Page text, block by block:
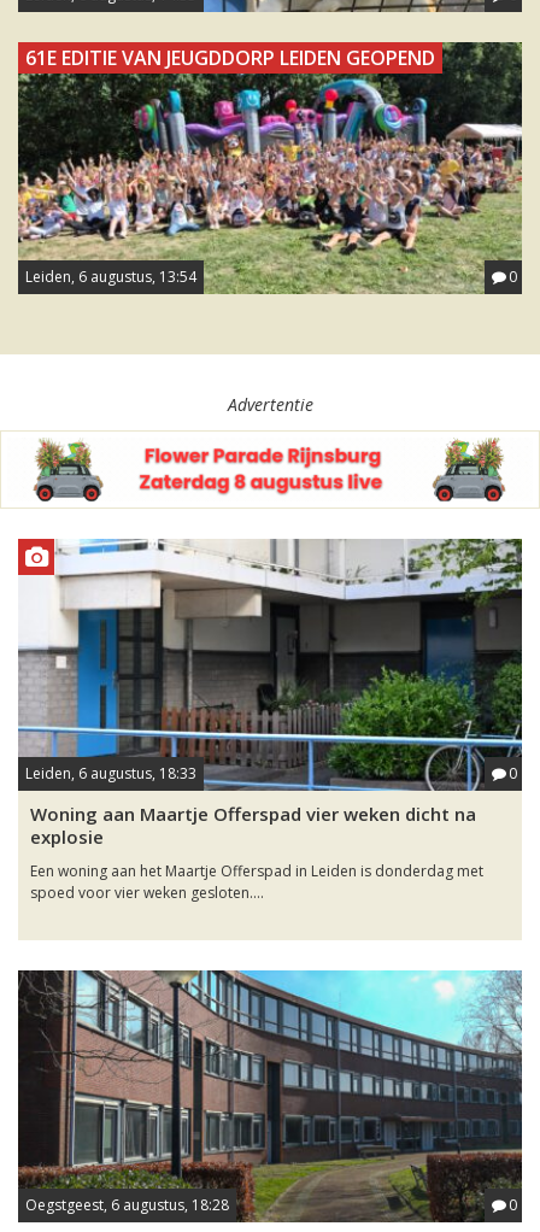
61E EDITIE VAN JEUGDDORP LEIDEN GEOPEND
Leiden, 6 augustus, 13:54 0
Advertentie
Leiden, 6 augustus, 18:33 0
Woning aan Maartje Offerspad vier weken dicht na
explosie
Een woning aan het Maartje Offerspad in Leiden is donderdag met
spoed voor vier weken gesloten....
Oegstgeest, 6 augustus, 18:28 0